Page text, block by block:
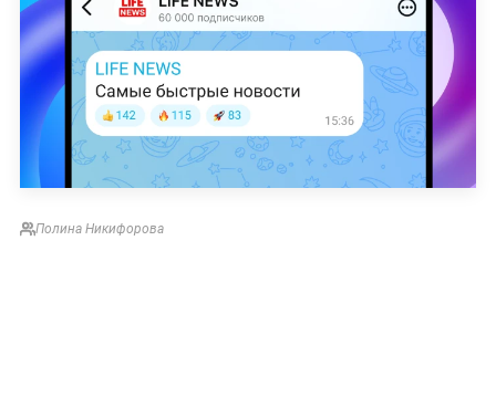
Полина Никифорова